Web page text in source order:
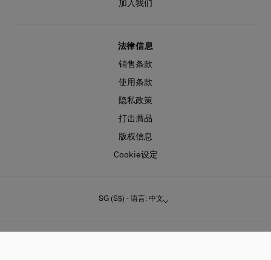
加入我们
法律信息
销售条款
使用条款
隐私政策
打击膺品
版权信息
Cookie设定
SG (S$) - 语言: 中文